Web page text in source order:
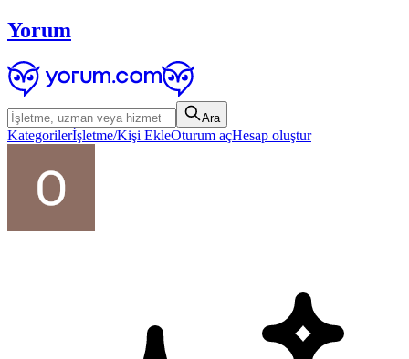
Yorum
Ara
Kategorilerİşletme/Kişi EkleOturum açHesap oluştur